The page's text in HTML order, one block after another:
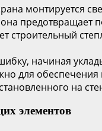
монтируется
предотвращает
строительный
начиная
для обеспечения
на
элементов